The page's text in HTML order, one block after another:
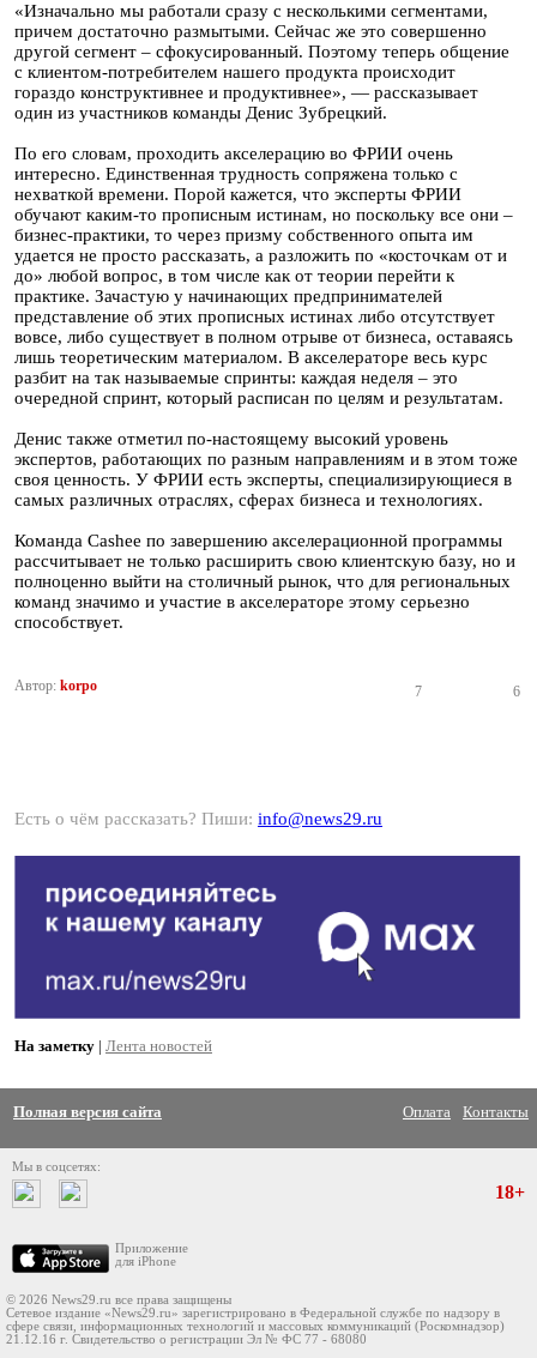
«Изначально мы работали сразу с несколькими сегментами,
причем достаточно размытыми. Сейчас же это совершенно
другой сегмент – сфокусированный. Поэтому теперь общение
с клиентом-потребителем нашего продукта происходит
гораздо конструктивнее и продуктивнее», — рассказывает
один из участников команды Денис Зубрецкий.
По его словам, проходить акселерацию во ФРИИ очень
интересно. Единственная трудность сопряжена только с
нехваткой времени. Порой кажется, что эксперты ФРИИ
обучают каким-то прописным истинам, но поскольку все они –
бизнес-практики, то через призму собственного опыта им
удается не просто рассказать, а разложить по «косточкам от и
до» любой вопрос, в том числе как от теории перейти к
практике. Зачастую у начинающих предпринимателей
представление об этих прописных истинах либо отсутствует
вовсе, либо существует в полном отрыве от бизнеса, оставаясь
лишь теоретическим материалом. В акселераторе весь курс
разбит на так называемые спринты: каждая неделя – это
очередной спринт, который расписан по целям и результатам.
Денис также отметил по-настоящему высокий уровень
экспертов, работающих по разным направлениям и в этом тоже
своя ценность. У ФРИИ есть эксперты, специализирующиеся в
самых различных отраслях, сферах бизнеса и технологиях.
Команда Cashee по завершению акселерационной программы
рассчитывает не только расширить свою клиентскую базу, но и
полноценно выйти на столичный рынок, что для региональных
команд значимо и участие в акселераторе этому серьезно
способствует.
Автор: korpo 7 6
Есть о чём рассказать? Пиши: info@news29.ru
На заметку | Лента новостей
Полная версия сайта Оплата Контакты
Мы в соцсетях:
Приложение
для iPhone
18+
© 2026 News29.ru все права защищены
Сетевое издание «News29.ru» зарегистрировано в Федеральной службе по надзору в
сфере связи, информационных технологий и массовых коммуникаций (Роскомнадзор)
21.12.16 г. Свидетельство о регистрации Эл № ФС 77 - 68080